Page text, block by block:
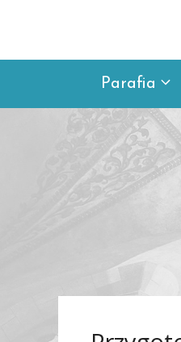
Parafia